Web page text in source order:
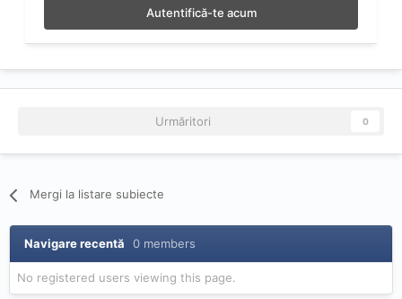
Autentifică-te acum
Urmăritori 0
Mergi la listare subiecte
Navigare recentă 0 members
No registered users viewing this page.